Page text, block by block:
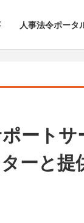
人事法令ポータ
ート
ーと